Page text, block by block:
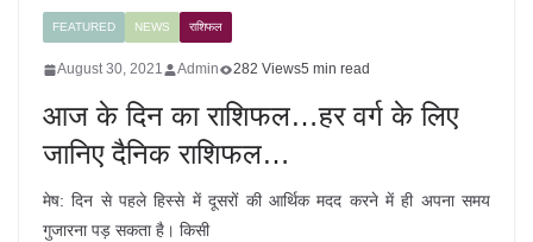
FEATURED NEWS राशिफल
August 30, 2021 Admin 282 Views5 min read
आज के दिन का राशिफल…हर वर्ग के लिए
जानिए दैनिक राशिफल…
मेष: दिन से पहले हिस्से में दूसरों की आर्थिक मदद करने में ही अपना समय
गुजारना पड़ सकता है। किसी